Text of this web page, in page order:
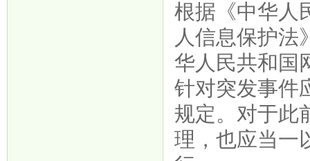
根据《中华人
人信息保护法
华人民共和国
针对突发事件
规定。对于此
理，也应当一